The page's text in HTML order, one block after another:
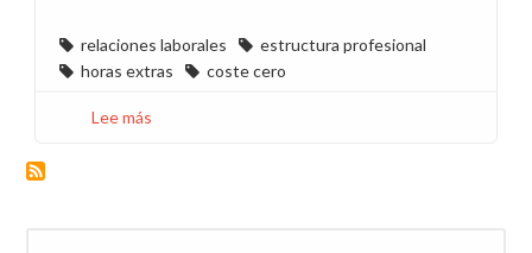
relaciones laborales
estructura profesional
horas extras
coste cero
Lee más